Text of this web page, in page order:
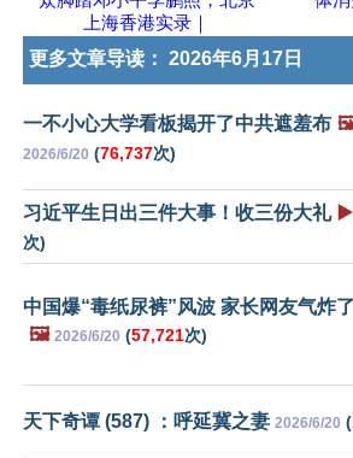
上海香港实录｜
更多文章导读： 2026年6月17日
一不小心大学看板揭开了中共遮羞布
2026/6/20 (76,737次)
习近平生日出三件大事！收三份大礼 ▶️
次)
中国爆“毒纸尿裤”风波 家长网友气炸了
🖼️ 2026/6/20 (57,721次)
天下奇谭 (587) ：呼延冀之妻 2026/6/20 (